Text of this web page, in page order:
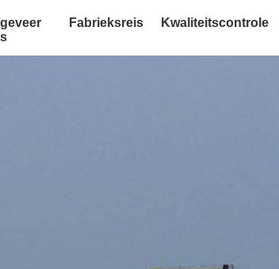
Fabrieksreis Kwaliteitscontrole